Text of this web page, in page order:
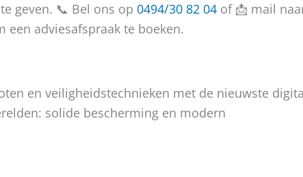
geven. 📞 Bel ons op 0494/30 82 04 of 📩 mail
adviesafspraak te boeken.
en veiligheidstechnieken met de nieuwste
solide bescherming en modern